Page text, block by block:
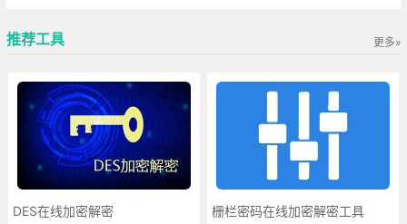
推荐工具 更多»
DES在线加密解密 栅栏密码在线加密解密工具